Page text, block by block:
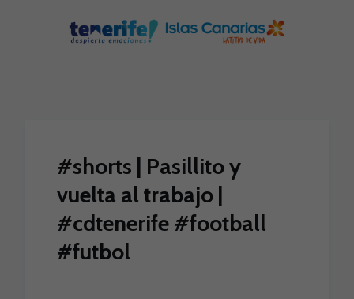
#shorts | Pasillito y
vuelta al trabajo |
#cdtenerife #football
#futbol